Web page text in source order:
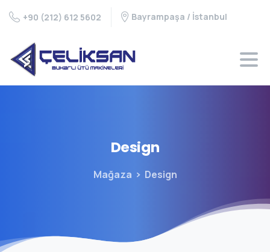
+90 (212) 612 5602 Bayrampaşa / İstanbul
Design
Mağaza Design